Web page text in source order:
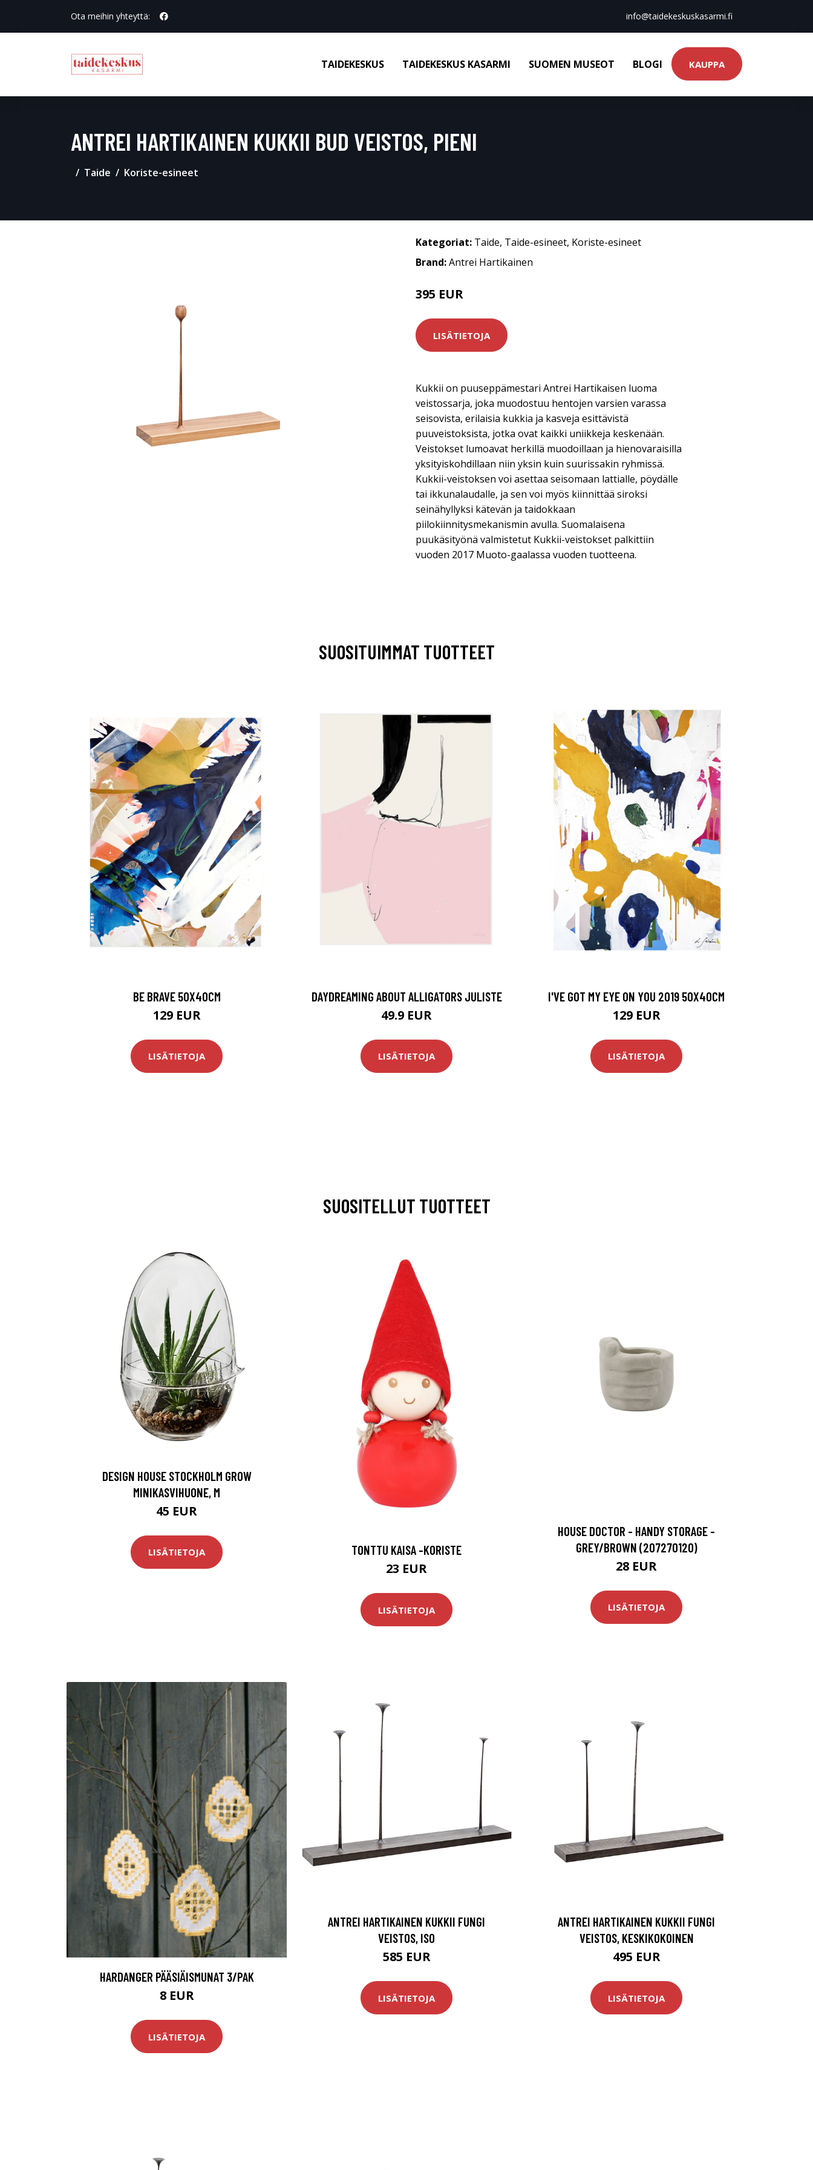
Ota meihin yhteyttä: info@taidekeskuskasarmi.fi
TAIDEKESKUS TAIDEKESKUS KASARMI SUOMEN MUSEOT BLOGI KAUPPA
ANTREI HARTIKAINEN KUKKII BUD VEISTOS, PIENI
Taide Koriste-esineet
Kategoriat: Taide, Taide-esineet, Koriste-esineet
Brand:Antrei Hartikainen
395 EUR
LISÄTIETOJA
Kukkii on puuseppämestari Antrei Hartikaisen luoma
veistossarja, joka muodostuu hentojen varsien varassa
seisovista, erilaisia kukkia ja kasveja esittävistä
puuveistoksista, jotka ovat kaikki uniikkeja keskenään.
Veistokset lumoavat herkillä muodoillaan ja hienovaraisilla
yksityiskohdillaan niin yksin kuin suurissakin ryhmissä.
Kukkii-veistoksen voi asettaa seisomaan lattialle, pöydälle
tai ikkunalaudalle, ja sen voi myös kiinnittää siroksi
seinähyllyksi kätevän ja taidokkaan
piilokiinnitysmekanismin avulla. Suomalaisena
puukäsityönä valmistetut Kukkii-veistokset palkittiin
vuoden 2017 Muoto-gaalassa vuoden tuotteena.
SUOSITUIMMAT TUOTTEET
BE BRAVE 50X40CM
129 EUR
LISÄTIETOJA
DAYDREAMING ABOUT ALLIGATORS JULISTE
49.9 EUR
LISÄTIETOJA
I'VE GOT MY EYE ON YOU 2019 50X40CM
129 EUR
LISÄTIETOJA
SUOSITELLUT TUOTTEET
DESIGN HOUSE STOCKHOLM GROW
MINIKASVIHUONE, M
45 EUR
LISÄTIETOJA TONTTU KAISA -KORISTE
23 EUR
LISÄTIETOJA
HOUSE DOCTOR - HANDY STORAGE -
GREY/BROWN (207270120)
28 EUR
LISÄTIETOJA
HARDANGER PÄÄSIÄISMUNAT 3/PAK
8 EUR
LISÄTIETOJA
ANTREI HARTIKAINEN KUKKII FUNGI
VEISTOS, ISO
585 EUR
LISÄTIETOJA
ANTREI HARTIKAINEN KUKKII FUNGI
VEISTOS, KESKIKOKOINEN
495 EUR
LISÄTIETOJA